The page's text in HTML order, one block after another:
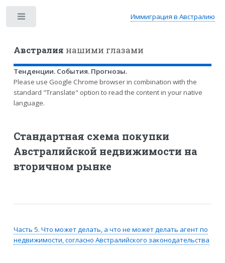
Австралия нашими глазами
Иммиграция в Австралию
Тенденции. События. Прогнозы.
Please use Google Chrome browser in combination with the
standard "Translate" option to read the content in your native
language.
Стандартная схема покупки
Австралийской недвижимости на
вторичном рынке
Часть 5. Что может делать, а что не может делать агент по
недвижимости, согласно Австралийского законодательства